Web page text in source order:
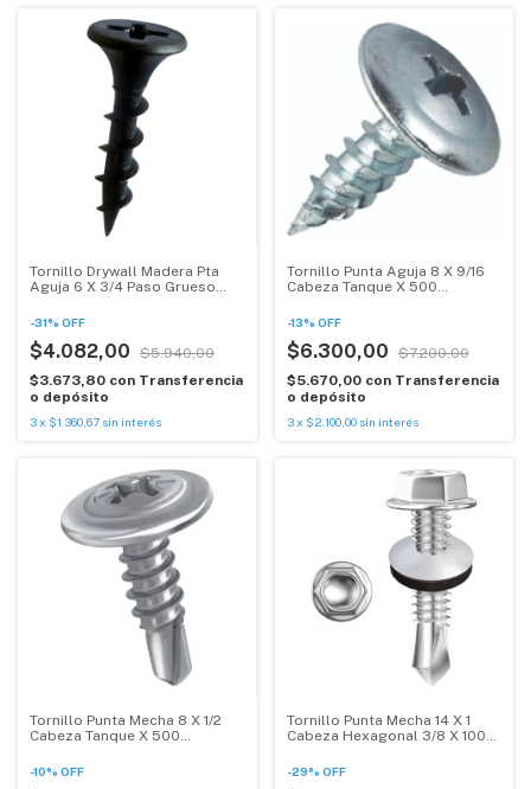
Tornillo Drywall Madera Pta
Aguja 6 X 3/4 Paso Grueso
-31% OFF
$4.082,00
$5.940,00
$3.673,80 con Transferencia
o depósito
3x $1.360,67 sin interés
Tornillo Punta Aguja 8 X 9/16
Cabeza Tanque X 500
-13% OFF
$6.300,00
$7.200,00
$5.670,00 con Transferencia
o depósito
3 x $2.100,00 sin interés
Tornillo Punta Mecha 8 X 1/2
Cabeza Tanque X 500
-10% OFF
Tornillo Punta Mecha 14 X 1
Cabeza Hexagonal 3/8 X 100
-29% OFF